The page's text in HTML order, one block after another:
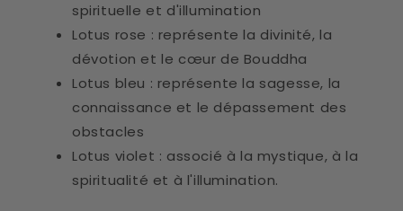
spirituelle et d'illumination
Lotus rose : représente la divinité, la
dévotion et le cœur de Bouddha
Lotus bleu : représente la sagesse, la
connaissance et le dépassement des
obstacles
Lotus violet : associé à la mystique, à la
spiritualité et à l'illumination.